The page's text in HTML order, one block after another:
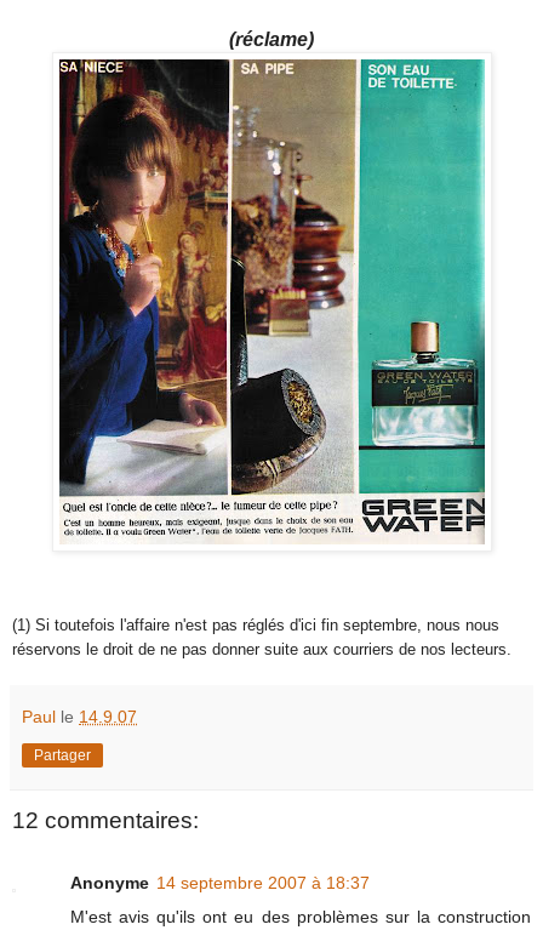
(réclame)
(1) Si toutefois l'affaire n'est pas réglés d'ici fin septembre, nous nous
réservons le droit de ne pas donner suite aux courriers de nos lecteurs.
Paul le 14.9.07
Partager
12 commentaires:
Anonyme 14 septembre 2007 à 18:37
M'est avis qu'ils ont eu des problèmes sur la construction